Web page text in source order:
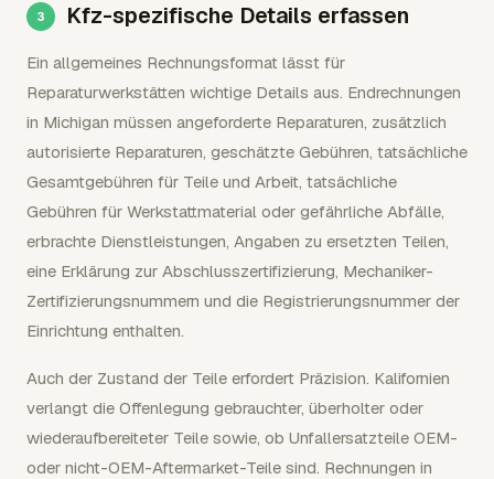
Kfz-spezifische Details erfassen
Ein allgemeines Rechnungsformat lässt für
Reparaturwerkstätten wichtige Details aus. Endrechnungen
in Michigan müssen angeforderte Reparaturen, zusätzlich
autorisierte Reparaturen, geschätzte Gebühren, tatsächliche
Gesamtgebühren für Teile und Arbeit, tatsächliche
Gebühren für Werkstattmaterial oder gefährliche Abfälle,
erbrachte Dienstleistungen, Angaben zu ersetzten Teilen,
eine Erklärung zur Abschlusszertifizierung, Mechaniker-
Zertifizierungsnummern und die Registrierungsnummer der
Einrichtung enthalten.
Auch der Zustand der Teile erfordert Präzision. Kalifornien
verlangt die Offenlegung gebrauchter, überholter oder
wiederaufbereiteter Teile sowie, ob Unfallersatzteile OEM-
oder nicht-OEM-Aftermarket-Teile sind. Rechnungen in